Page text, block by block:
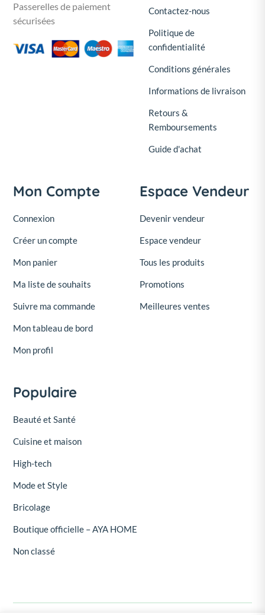
Passerelles de paiement
sécurisées
Contactez-nous
Politique de
confidentialité
Conditions générales
Informations de livraison
Retours &
Remboursements
Guide d'achat
Mon Compte
Connexion
Créer un compte
Mon panier
Ma liste de souhaits
Suivre ma commande
Mon tableau de bord
Mon profil
Espace Vendeur
Devenir vendeur
Espace vendeur
Tous les produits
Promotions
Meilleures ventes
Populaire
Beauté et Santé
Cuisine et maison
High-tech
Mode et Style
Bricolage
Boutique officielle – AYA HOME
Non classé